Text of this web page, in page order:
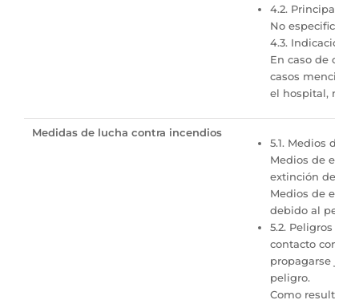
4.2. Principales
No especificado.
4.3. Indicación
En caso de
casos
el hospital,
Medidas de lucha contra incendios
5.1. Medios de
Medios de
extinción de
Medios de
debido al
5.2. Peligros
contacto con el
propagarse
peligro.
Como